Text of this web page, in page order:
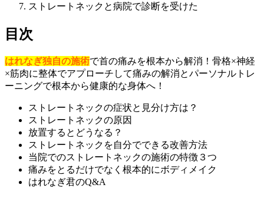
ストレートネックと病院で診断を受けた
目次
はれなぎ独自の施術で首の痛みを根本から解消！骨格×神経
×筋肉に整体でアプローチして痛みの解消とパーソナルトレ
ーニングで根本から健康的な身体へ！
ストレートネックの症状と見分け方は？
ストレートネックの原因
放置するとどうなる？
ストレートネックを自分でできる改善方法
当院でのストレートネックの施術の特徴３つ
痛みをとるだけでなく根本的にボディメイク
はれなぎ君のQ&A